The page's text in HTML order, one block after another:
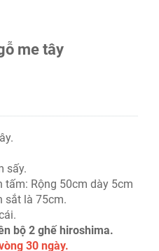
me tây
sấy.
tấm: Rộng 50cm dày 5cm
sắt là 75cm.
bộ 2 ghế hiroshima.
30 ngày.